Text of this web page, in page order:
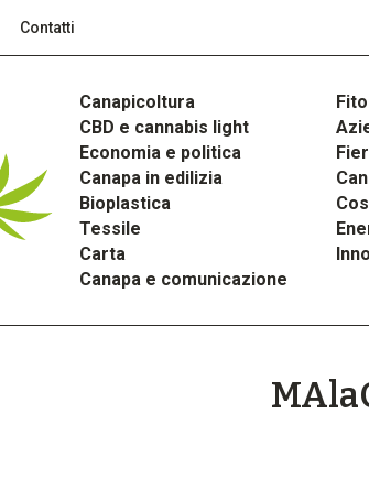
Contatti
Canapicoltura
CBD e cannabis light
Economia e politica
Canapa in edilizia
Bioplastica
Tessile
Carta
Canapa e comunicazione